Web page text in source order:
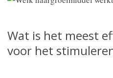
Wat is het meest
voor het